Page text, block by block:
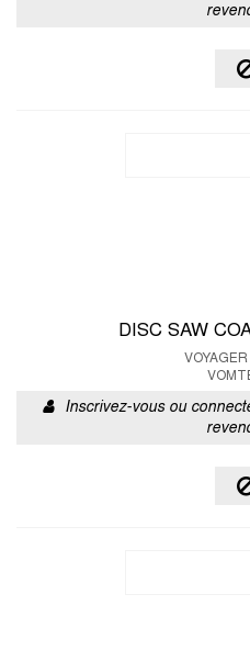
DISC SAW
Inscrivez-vous ou